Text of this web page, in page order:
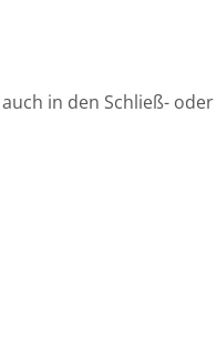
in den Schließ-